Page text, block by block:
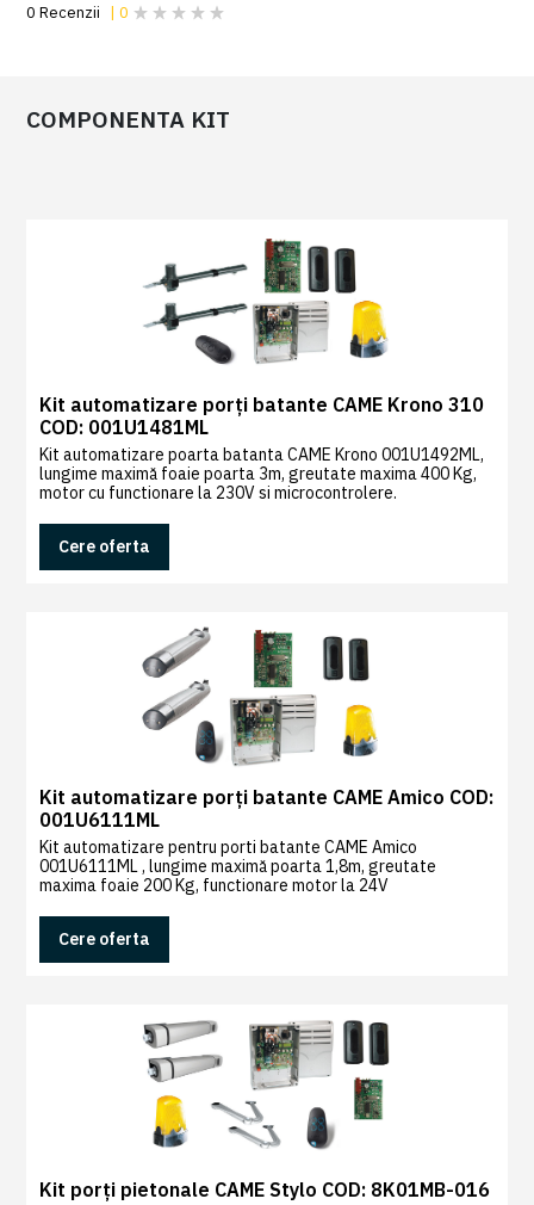
COMPONENTA KIT
Kit automatizare porți batante CAME Krono 310
COD: 001U1481ML
Kit automatizare poarta batanta CAME Krono 001U1492ML,
lungime maximă foaie poarta 3m, greutate maxima 400 Kg,
motor cu functionare la 230V si microcontrolere.
Cere oferta
Kit automatizare porți batante CAME Amico COD:
001U6111ML
Kit automatizare pentru porti batante CAME Amico
001U6111ML , lungime maximă poarta 1,8m, greutate
maxima foaie 200 Kg, functionare motor la 24V
Cere oferta
Kit porți pietonale CAME Stylo COD: 8K01MB-016